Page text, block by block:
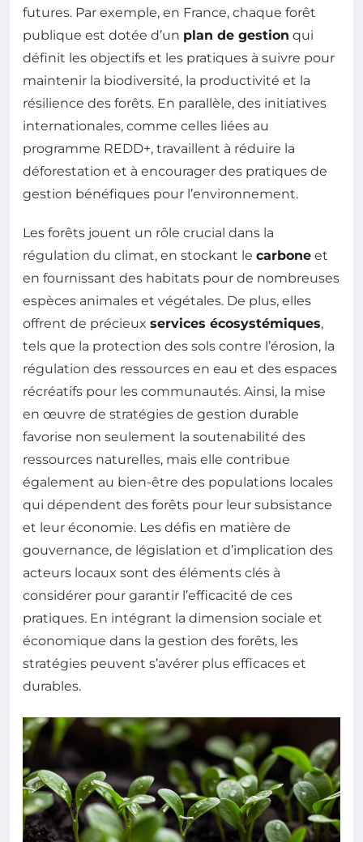
futures. Par exemple, en France, chaque forêt
publique est dotée d’un plan de gestion qui
définit les objectifs et les pratiques à suivre pour
maintenir la biodiversité, la productivité et la
résilience des forêts. En parallèle, des initiatives
internationales, comme celles liées au
programme REDD+, travaillent à réduire la
déforestation et à encourager des pratiques de
gestion bénéfiques pour l’environnement.
Les forêts jouent un rôle crucial dans la
régulation du climat, en stockant le carbone et
en fournissant des habitats pour de nombreuses
espèces animales et végétales. De plus, elles
offrent de précieux services écosystémiques,
tels que la protection des sols contre l’érosion, la
régulation des ressources en eau et des espaces
récréatifs pour les communautés. Ainsi, la mise
en œuvre de stratégies de gestion durable
favorise non seulement la soutenabilité des
ressources naturelles, mais elle contribue
également au bien-être des populations locales
qui dépendent des forêts pour leur subsistance
et leur économie. Les défis en matière de
gouvernance, de législation et d’implication des
acteurs locaux sont des éléments clés à
considérer pour garantir l’efficacité de ces
pratiques. En intégrant la dimension sociale et
économique dans la gestion des forêts, les
stratégies peuvent s’avérer plus efficaces et
durables.